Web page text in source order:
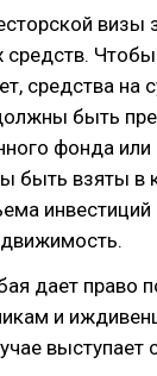
визы
Чтобы
средства на
быть
фонда или
быть взяты в
дает право
и
выступает